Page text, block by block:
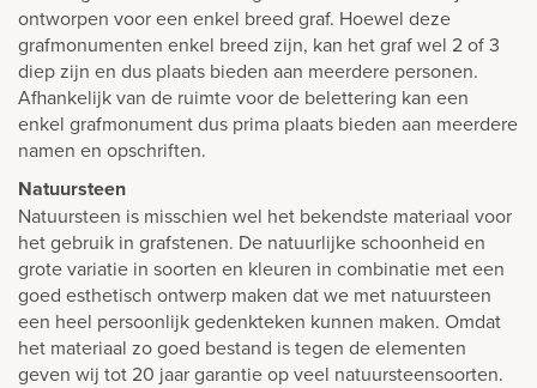
ontworpen voor een enkel breed graf. Hoewel deze
grafmonumenten enkel breed zijn, kan het graf wel 2 of 3
diep zijn en dus plaats bieden aan meerdere personen.
Afhankelijk van de ruimte voor de belettering kan een
enkel grafmonument dus prima plaats bieden aan meerdere
namen en opschriften.
Natuursteen
Natuursteen is misschien wel het bekendste materiaal voor
het gebruik in grafstenen. De natuurlijke schoonheid en
grote variatie in soorten en kleuren in combinatie met een
goed esthetisch ontwerp maken dat we met natuursteen
een heel persoonlijk gedenkteken kunnen maken. Omdat
het materiaal zo goed bestand is tegen de elementen
geven wij tot 20 jaar garantie op veel natuursteensoorten.